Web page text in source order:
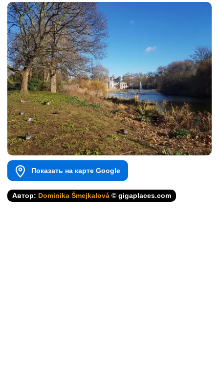
Показать на карте Google
Автор: Dominika Šmejkalová © gigaplaces.com